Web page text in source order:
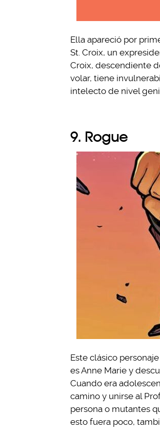
Ella apareció por
St. Croix, un
Croix, descendiente
volar, tiene
intelecto de nivel
9. Rogue
Este clásico
es Anne Marie y
Cuando era
camino y unirse al
persona o mutantes
esto fuera poco,